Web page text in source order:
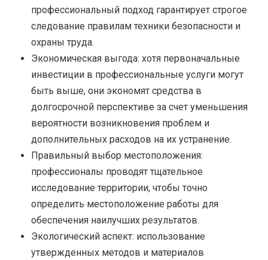
профессиональный подход гарантирует строгое
следование правилам техники безопасности и
охраны труда.
Экономическая выгода: хотя первоначальные
инвестиции в профессиональные услуги могут
быть выше, они экономят средства в
долгосрочной перспективе за счет уменьшения
вероятности возникновения проблем и
дополнительных расходов на их устранение.
Правильный выбор местоположения:
профессионалы проводят тщательное
исследование территории, чтобы точно
определить местоположение работы для
обеспечения наилучших результатов.
Экологический аспект: использование
утвержденных методов и материалов